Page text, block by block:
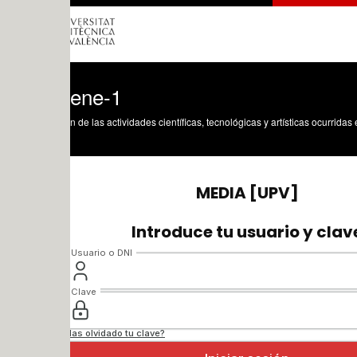
de las actividades científicas, tecnológicas y artísticas ocurridas en los tres